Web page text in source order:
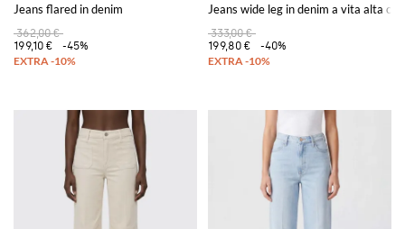
Jeans flared in denim
362,00 €
199,10 €
-45%
Jeans wide leg in denim a vita alta
333,00 €
199,80 €
-40%